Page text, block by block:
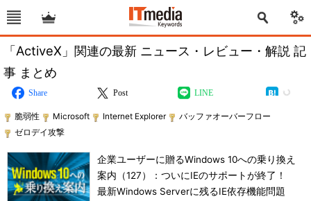
「ActiveX」関連の最新 ニュース・レビュー・解説 記
事 まとめ
Share Post LINE
脆弱性 Microsoft Internet Explorer
バッファオーバーフロー
ゼロデイ攻撃
企業ユーザーに贈るWindows 10への乗り換え
案内（127）：ついにIEのサポートが終了！
最新Windows Serverに残るIE依存機能問題